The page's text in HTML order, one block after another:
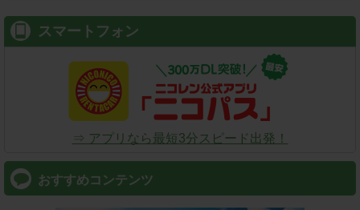
スマートフォン
⇒ アプリなら最短3分スピード出発！
おすすめコンテンツ